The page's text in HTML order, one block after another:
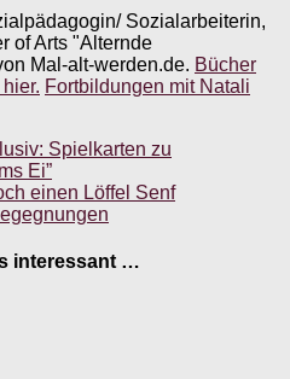
Sozialarbeiterin,
of Arts "Alternde
Mal-alt-werden.de. Bücher
Fortbildungen mit Natali
Spielkarten zu
Ei”
einen Löffel Senf
interessant …